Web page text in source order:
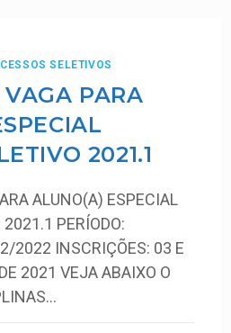
SELETIVOS
PARA
2021.1
ALUNO(A) ESPECIAL
PERÍODO:
2022 INSCRIÇÕES: 03 E
2021 VEJA ABAIXO O